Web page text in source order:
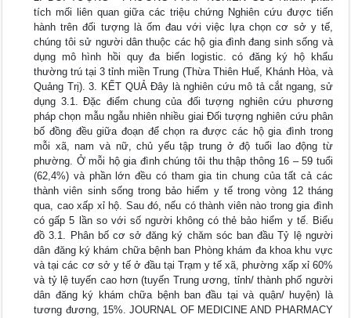
tích mối liên quan giữa các triệu chứng Nghiên cứu được tiến
hành trên đối tượng là ốm đau với việc lựa chọn cơ sở y tế,
chúng tôi sử người dân thuộc các hộ gia đình đang sinh sống và
dụng mô hình hồi quy đa biến logistic. có đăng ký hộ khẩu
thường trú tại 3 tỉnh miền Trung (Thừa Thiên Huế, Khánh Hòa, và
Quảng Trị). 3. KẾT QUẢ Đây là nghiên cứu mô tả cắt ngang, sử
dụng 3.1. Đặc điểm chung của đối tượng nghiên cứu phương
pháp chọn mẫu ngẫu nhiên nhiều giai Đối tượng nghiên cứu phân
bố đồng đều giữa đoạn để chọn ra được các hộ gia đình trong
mỗi xã, nam và nữ, chủ yếu tập trung ở độ tuổi lao động từ
phường. Ở mỗi hộ gia đình chúng tôi thu thập thông 16 – 59 tuổi
(62,4%) và phần lớn đều có tham gia tin chung của tất cả các
thành viên sinh sống trong bảo hiểm y tế trong vòng 12 tháng
qua, cao xấp xỉ hộ. Sau đó, nếu có thành viên nào trong gia đình
có gấp 5 lần so với số người không có thẻ bảo hiểm y tế. Biểu
đồ 3.1. Phân bố cơ sở đăng ký chăm sóc ban đầu Tỷ lệ người
dân đăng ký khám chữa bệnh ban Phòng khám đa khoa khu vực
và tại các cơ sở y tế ở đầu tại Trạm y tế xã, phường xấp xỉ 60%
và tỷ lệ tuyến cao hơn (tuyến Trung ương, tỉnh/ thành phố người
dân đăng ký khám chữa bệnh ban đầu tại và quận/ huyện) là
tương đương, 15%. JOURNAL OF MEDICINE AND PHARMACY